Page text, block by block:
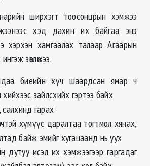
ширхэгт тоосонцрын хэмжээ
хэд дахин их байгаа энэ
хэрхэн хамгаалах талаар Агаарын
зөвлөжээ.
биеийн хүч шаардсан ямар ч
хийхээс зайлсхийх гэртээ байх
гарах
хүмүүс даралтаа тогтмол хянах,
байж эмийг хугацаанд нь уух
дутуу исэл их хэмжээгээр гаргадаг